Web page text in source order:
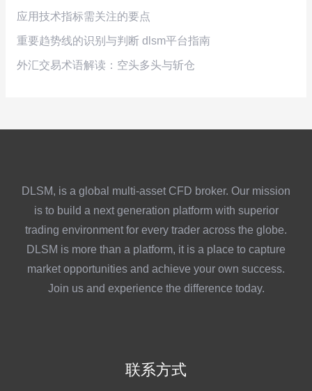
应用技术指标需关注的要点
重要趋势线的识别与判断 dlsm平台指南
外汇交易术语解读：空头多头与斩仓
DLSM, is a global multi-asset CFD broker. Our mission
is to build a next generation platform with superior
trading environment for every trader across the globe.
DLSM is more than a platform, it is a place to capture
market opportunities and achieve your own success.
Join us and experience the difference today.
联系方式